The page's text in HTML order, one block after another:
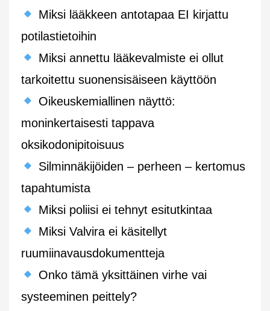
Miksi lääkkeen antotapaa EI kirjattu
potilastietoihin
Miksi annettu lääkevalmiste ei ollut
tarkoitettu suonensisäiseen käyttöön
Oikeuskemiallinen näyttö:
moninkertaisesti tappava
oksikodonipitoisuus
Silminnäkijöiden – perheen – kertomus
tapahtumista
Miksi poliisi ei tehnyt esitutkintaa
Miksi Valvira ei käsitellyt
ruumiinavausdokumentteja
Onko tämä yksittäinen virhe vai
systeeminen peittely?